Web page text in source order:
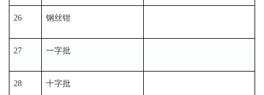
26 钢丝钳
27 一字批
28 十字批